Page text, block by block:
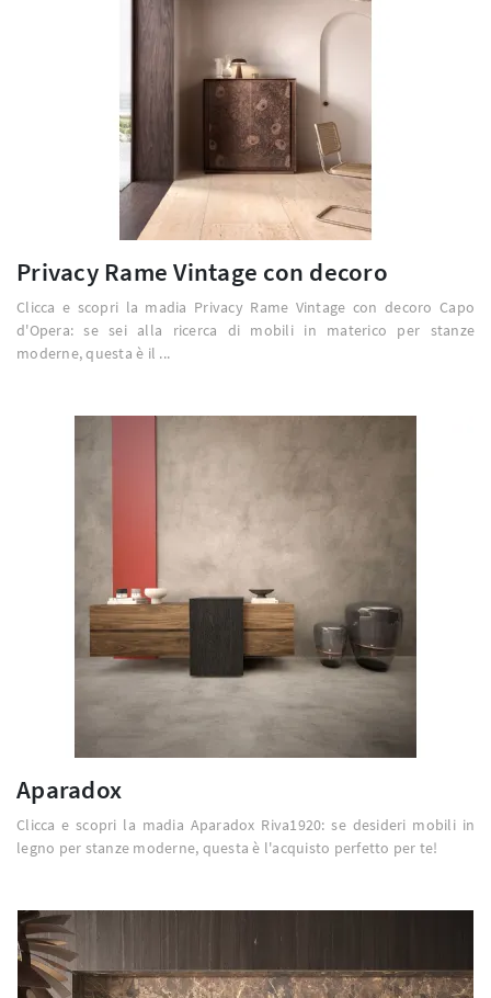
Privacy Rame Vintage con decoro
Clicca e scopri la madia Privacy Rame Vintage con decoro Capo
d'Opera: se sei alla ricerca di mobili in materico per stanze
moderne, questa è il ...
Aparadox
Clicca e scopri la madia Aparadox Riva1920: se desideri mobili in
legno per stanze moderne, questa è l'acquisto perfetto per te!